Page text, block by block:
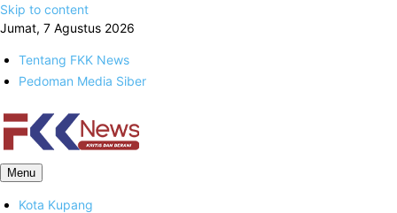
Skip to content
Jumat, 7 Agustus 2026
Tentang FKK News
Pedoman Media Siber
FKK News
Menu
Kota Kupang